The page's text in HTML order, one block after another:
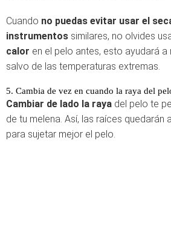
Cuando no puedas evitar usar el
instrumentos similares, no olvides
calor en el pelo antes, esto ayudará
salvo de las temperaturas extremas.
5. Cambia de vez en cuando la raya del
Cambiar de lado la raya del pelo te
de tu melena. Así, las raíces quedarán
para sujetar mejor el pelo.